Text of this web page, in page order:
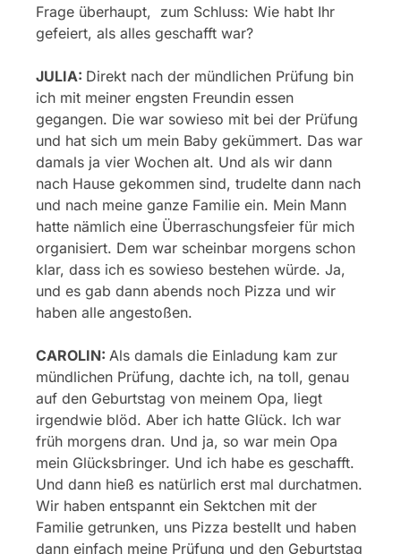
Frage überhaupt, zum Schluss: Wie habt Ihr
gefeiert, als alles geschafft war?
JULIA: Direkt nach der mündlichen Prüfung bin
ich mit meiner engsten Freundin essen
gegangen. Die war sowieso mit bei der Prüfung
und hat sich um mein Baby gekümmert. Das war
damals ja vier Wochen alt. Und als wir dann
nach Hause gekommen sind, trudelte dann nach
und nach meine ganze Familie ein. Mein Mann
hatte nämlich eine Überraschungsfeier für mich
organisiert. Dem war scheinbar morgens schon
klar, dass ich es sowieso bestehen würde. Ja,
und es gab dann abends noch Pizza und wir
haben alle angestoßen.
CAROLIN: Als damals die Einladung kam zur
mündlichen Prüfung, dachte ich, na toll, genau
auf den Geburtstag von meinem Opa, liegt
irgendwie blöd. Aber ich hatte Glück. Ich war
früh morgens dran. Und ja, so war mein Opa
mein Glücksbringer. Und ich habe es geschafft.
Und dann hieß es natürlich erst mal durchatmen.
Wir haben entspannt ein Sektchen mit der
Familie getrunken, uns Pizza bestellt und haben
dann einfach meine Prüfung und den Geburtstag